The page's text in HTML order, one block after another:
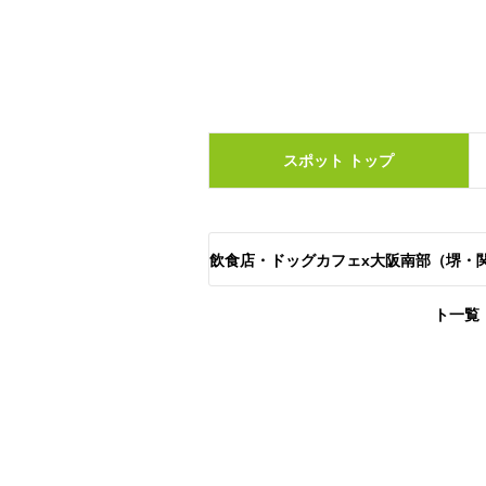
スポット トップ
飲食店・ドッグカフェx大阪南部（堺・
ト一覧